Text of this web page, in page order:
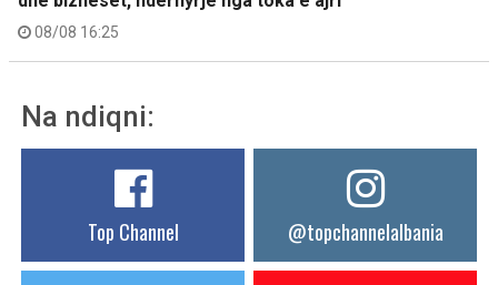
08/08 16:25
Na ndiqni:
Top Channel @topchannelalbania